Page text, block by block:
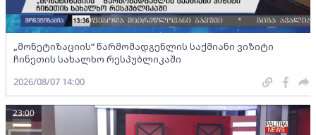
„მონეტიზაციის“ წარმომადგენლის საქმიანი ვიზიტი
ჩინეთის სახალხო რესპუბლიკაში
2026/08/07 14:00
23:00